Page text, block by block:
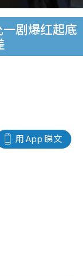
剧爆红起底
用 App 睇文